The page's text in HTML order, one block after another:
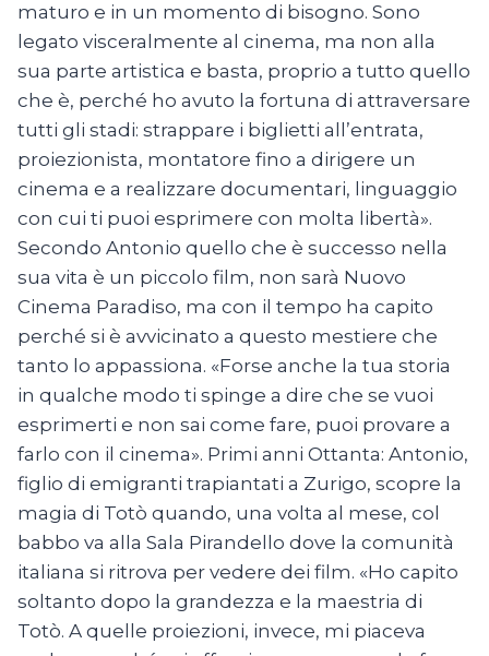
maturo e in un momento di bisogno. Sono
legato visceralmente al cinema, ma non alla
sua parte artistica e basta, proprio a tutto quello
che è, perché ho avuto la fortuna di attraversare
tutti gli stadi: strappare i biglietti all’entrata,
proiezionista, montatore fino a dirigere un
cinema e a realizzare documentari, linguaggio
con cui ti puoi esprimere con molta libertà».
Secondo Antonio quello che è successo nella
sua vita è un piccolo film, non sarà Nuovo
Cinema Paradiso, ma con il tempo ha capito
perché si è avvicinato a questo mestiere che
tanto lo appassiona. «Forse anche la tua storia
in qualche modo ti spinge a dire che se vuoi
esprimerti e non sai come fare, puoi provare a
farlo con il cinema». Primi anni Ottanta: Antonio,
figlio di emigranti trapiantati a Zurigo, scopre la
magia di Totò quando, una volta al mese, col
babbo va alla Sala Pirandello dove la comunità
italiana si ritrova per vedere dei film. «Ho capito
soltanto dopo la grandezza e la maestria di
Totò. A quelle proiezioni, invece, mi piaceva